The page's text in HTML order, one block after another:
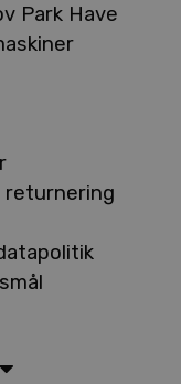
Park Have